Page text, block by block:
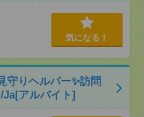
気になる！
守りヘルパー✨訪問
Ja[アルバイト]